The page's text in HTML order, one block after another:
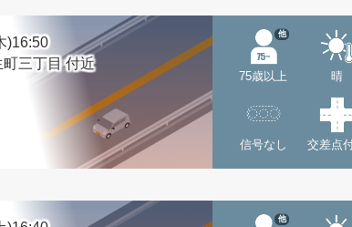
)16:50
三丁目 付近
75歳以上
他
晴
信号なし 交差点
他